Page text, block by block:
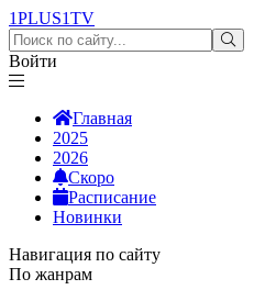
1PLUS1TV
Войти
Главная
2025
2026
Скоро
Расписание
Новинки
Навигация по сайту
По жанрам